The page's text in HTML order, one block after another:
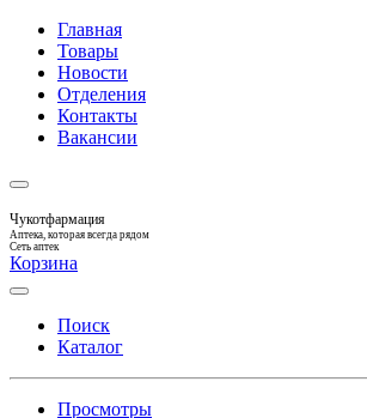
Главная
Товары
Новости
Отделения
Контакты
Вакансии
Чукотфармация
Аптека, которая всегда рядом
Сеть аптек
Корзина
Поиск
Каталог
Просмотры